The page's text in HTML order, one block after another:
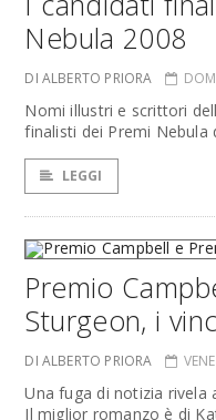
Nebula 2008
DI ALBERTO PRIORA
Nomi illustri e scrittori
finalisti dei Premi Nebula
LEGGI
Premio
Sturgeon, i
DI ALBERTO PRIORA
Una fuga di notizia rivela
Il miglior romanzo è di